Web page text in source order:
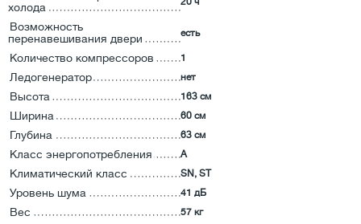
холода
Возможность
перенавешивания двери
есть
Количество компрессоров 1
Ледогенератор нет
Высота 163 см
Ширина 60 см
Глубина 63 см
Класс энергопотребления А
Климатический класс SN, ST
Уровень шума 41 дБ
Вес 57 кг